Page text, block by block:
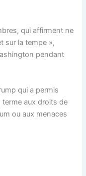
qui affirment ne
sur la tempe »,
pendant
qui a permis
terme aux droits de
ou aux menaces